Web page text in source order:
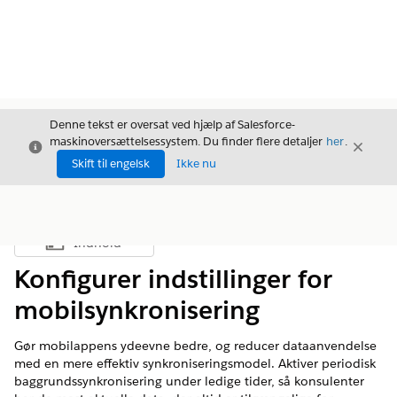
Luk
Denne tekst er oversat ved hjælp af Salesforce-
maskinoversættelsessystem. Du finder flere detaljer her.
Skift til engelsk
Ikke nu
Luk
Vis indholdsfortegnelse
Indhold
Konfigurer indstillinger for
mobilsynkronisering
Gør mobilappens ydeevne bedre, og reducer dataanvendelse
med en mere effektiv synkroniseringsmodel. Aktiver periodisk
baggrundssynkronisering under ledige tider, så konsulenter